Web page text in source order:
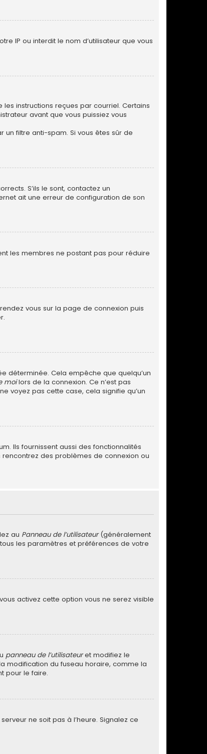
IP ou interdit le nom d’utilisateur que vous
les instructions reçues par courriel. Certains
avant que vous puissiez vous
un filtre anti-spam. Si vous êtes sûr de
S’ils le sont, contactez un
ait une erreur de configuration de son
les membres ne postant pas pour réduire
vous sur la page de connexion puis
déterminée. Cela empêche que quelqu’un
moilors de la connexion. Ce n’est pas
voyez pas cette case, cela signifie qu’un
Ils fournissent aussi des fonctionnalités
des problèmes de connexion ou
au Panneau de l’utilisateur(généralement
les paramètres et préférences de votre
activez cette option vous ne serez visible
panneau de l’utilisateuret modifiez le
modification du fuseau horaire, comme la
pour le faire.
ne soit pas à l’heure. Signalez ce